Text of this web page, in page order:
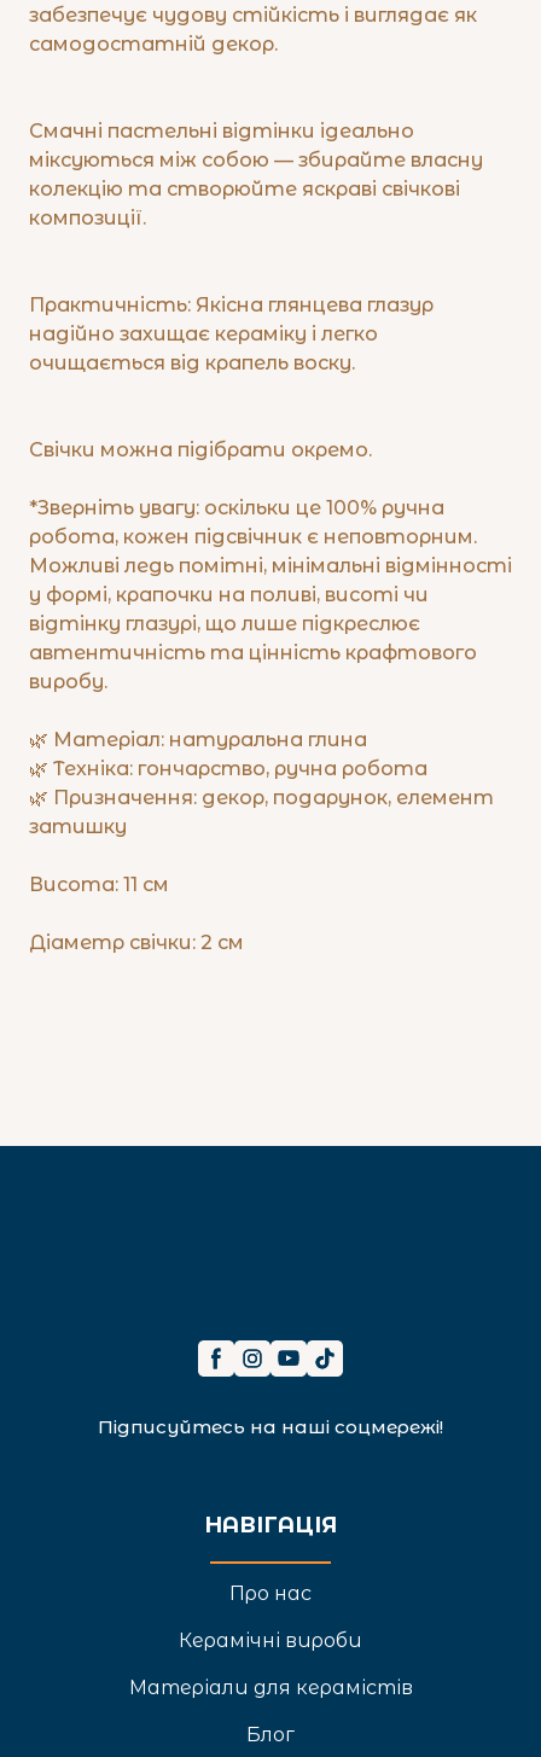
забезпечує чудову стійкість і виглядає як
самодостатній декор.
Смачні пастельні відтінки ідеально
міксуються між собою — збирайте власну
колекцію та створюйте яскраві свічкові
композиції.
Практичність: Якісна глянцева глазур
надійно захищає кераміку і легко
очищається від крапель воску.
Свічки можна підібрати окремо.
*Зверніть увагу: оскільки це 100% ручна
робота, кожен підсвічник є неповторним.
Можливі ледь помітні, мінімальні відмінності
у формі, крапочки на поливі, висоті чи
відтінку глазурі, що лише підкреслює
автентичність та цінність крафтового
виробу.
🌿 Матеріал: натуральна глина
🌿 Техніка: гончарство, ручна робота
🌿 Призначення: декор, подарунок, елемент
затишку
Висота: 11 см
Діаметр свічки: 2 см
Підписуйтесь на наші соцмережі!
НАВІГАЦІЯ
Про нас
Керамічні вироби
Матеріали для керамістів
Блог